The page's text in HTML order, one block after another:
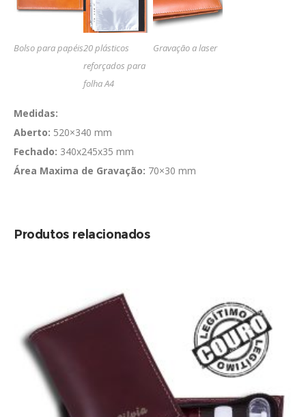
Bolso para papéis20 plásticos
reforçados para
folha A4
Gravação a laser
Medidas:
Aberto: 520×340 mm
Fechado: 340x245x35 mm
Área Maxima de Gravação: 70×30 mm
Produtos relacionados